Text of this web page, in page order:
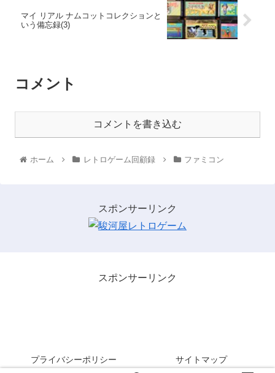
マイ リアル ナムコットコレクションと
いう備忘録(3)
コメント
コメントを書き込む
ホーム レトロゲーム回顧録 ファミコン
スポンサーリンク
スポンサーリンク
プライバシーポリシー サイトマップ